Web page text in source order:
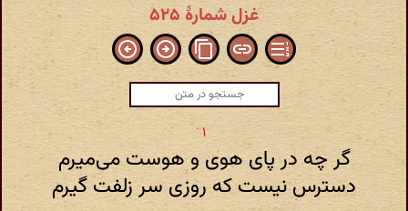
غزل شمارهٔ ۵۲۵
گر چه در پای هوی و هوست می‌میرم
دسترس نیست که روزی سر زلفت گیرم